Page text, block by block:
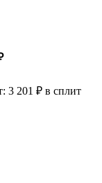
3 201 ₽ в сплит